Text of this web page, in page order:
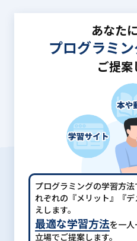
あなた
プログラミ
ご提案
プログラミングの学習方法
れぞれの『メリット』『
えします。
最適な学習方法を一人
立場でご提案します。